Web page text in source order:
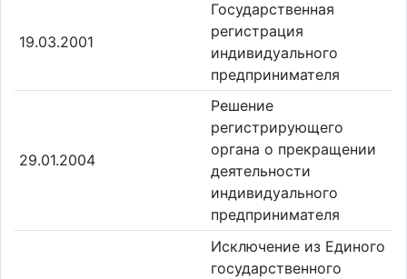
19.03.2001
Государственная
регистрация
индивидуального
предпринимателя
29.01.2004
Решение
регистрирующего
органа о прекращении
деятельности
индивидуального
предпринимателя
Исключение из Единого
государственного